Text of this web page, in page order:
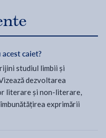
caiet?
studiul limbii și
dezvoltarea
literare și non-literare,
exprimării